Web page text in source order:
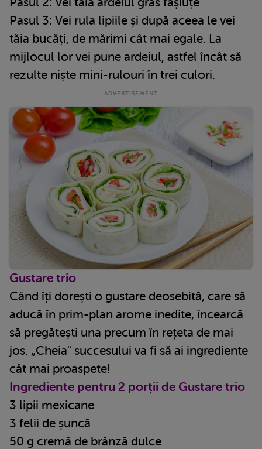
Pasul 3: Vei rula lipiile și după aceea le vei
tăia bucăți, de mărimi cât mai egale. La
mijlocul lor vei pune ardeiul, astfel încât să
rezulte niște mini-rulouri în trei culori.
Gustare trio
Când îți dorești o gustare deosebită, care să
aducă în prim-plan arome inedite, încearcă
să pregătești una precum în rețeta de mai
jos. „Cheia" succesului va fi să ai ingrediente
cât mai proaspete!
Ingrediente pentru 2 porții de Gustare trio
3 lipii mexicane
3 felii de șuncă
50 g cremă de brânză dulce